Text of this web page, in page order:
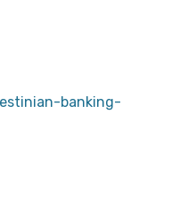
banking-